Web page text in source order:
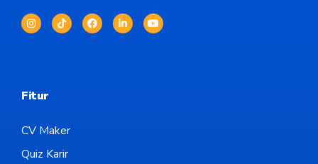
Fitur
CV Maker
Quiz Karir